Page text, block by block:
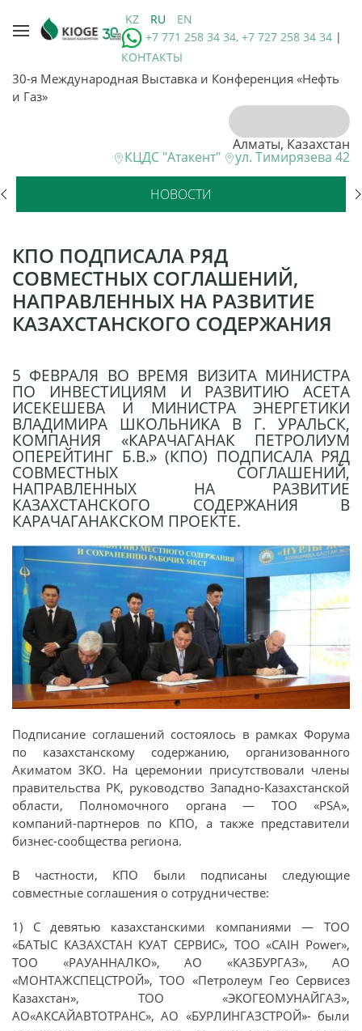
KZ RU
EN
+7 771 258 34 34, +7 727 258 34 34 |
КОНТАКТЫ
30-я Международная Выставка и Конференция «Нефть
и Газ»
Алматы, Казахстан
КЦДС "Атакент" ул. Тимирязева 42
НОВОСТИ
КПО ПОДПИСАЛА РЯД
СОВМЕСТНЫХ СОГЛАШЕНИЙ,
НАПРАВЛЕННЫХ НА РАЗВИТИЕ
КАЗАХСТАНСКОГО СОДЕРЖАНИЯ
5 ФЕВРАЛЯ ВО ВРЕМЯ ВИЗИТА МИНИСТРА
ПО ИНВЕСТИЦИЯМ И РАЗВИТИЮ АСЕТА
ИСЕКЕШЕВА И МИНИСТРА ЭНЕРГЕТИКИ
ВЛАДИМИРА ШКОЛЬНИКА В Г. УРАЛЬСК,
КОМПАНИЯ «КАРАЧАГАНАК ПЕТРОЛИУМ
ОПЕРЕЙТИНГ Б.В.» (КПО) ПОДПИСАЛА РЯД
СОВМЕСТНЫХ СОГЛАШЕНИЙ,
НАПРАВЛЕННЫХ НА РАЗВИТИЕ
КАЗАХСТАНСКОГО СОДЕРЖАНИЯ В
КАРАЧАГАНАКСКОМ ПРОЕКТЕ.
Подписание соглашений состоялось в рамках Форума
по казахстанскому содержанию, организованного
Акиматом ЗКО. На церемонии присутствовали члены
правительства РК, руководство Западно-Казахстанской
области, Полномочного органа — ТОО «PSA»,
компаний-партнеров по КПО, а также представители
бизнес-сообщества региона.
В частности, КПО были подписаны следующие
совместные соглашения о сотрудничестве:
1) С девятью казахстанскими компаниями — ТОО
«БАТЫС КАЗАХСТАН КУАТ СЕРВИС», ТОО «CAIH Power»,
ТОО «РАУАННАЛКО», АО «КАЗБУРГАЗ», АО
«МОНТАЖСПЕЦСТРОЙ», ТОО «Петролеум Гео Сервисез
Казахстан», ТОО «ЭКОГЕОМУНАЙГАЗ»,
АО«АКСАЙАВТОТРАНС», АО «БУРЛИНГАЗСТРОЙ»- были